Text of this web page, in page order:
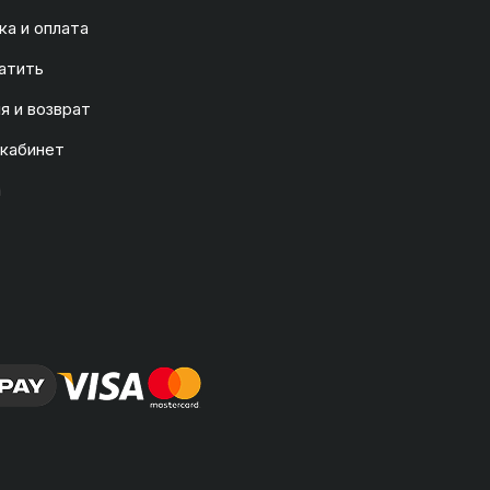
и оплата
и возврат